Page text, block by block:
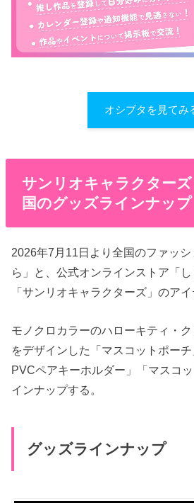
オシブタを見てみ
サンリオキャラクター
国のグッズラインナップ
2026年7月11日より全国のファッ
ら」と、公式オンラインストア「
「サンリオキャラクターズ」のア
モノクロカラーのハローキティ・
をデザインした「マスコットポー
PVCペアキーホルダー」「マスコ
インナップする。
グッズラインナップ